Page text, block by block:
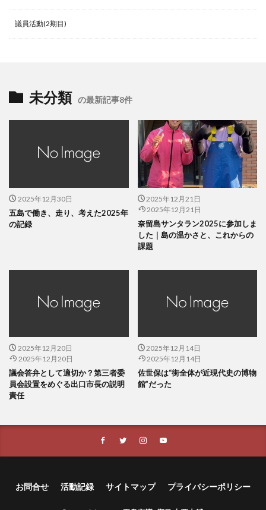
議員活動(2期目)
未分類 の最新記事8件
2025年12月30日
五島で働き、走り、考えた2025年
の記録
2025年12月21日
2025年12月21日
奈留島サンタラン2025に参加しま
した｜島の温かさと、これからの
課題
2025年12月20日
2025年12月20日
議会答弁として適切か？第三者委
員会設置をめぐる出口市長の説明
責任
2025年12月14日
2025年12月14日
佐世保は“街全体が近現代史の博物
館”だった
お問合せ 活動記録 サイトマップ プライバシーポリシー